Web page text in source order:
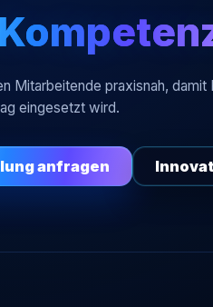
Mitarbeitende praxisnah,
eingesetzt wird.
anfragen